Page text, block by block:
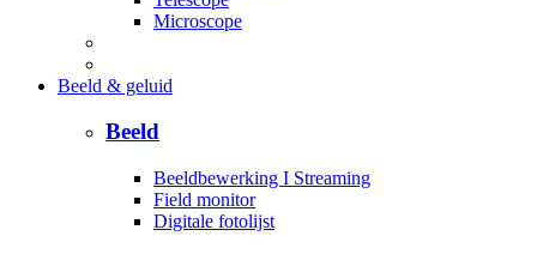
Microscope
Beeld & geluid
Beeld
Beeldbewerking I Streaming
Field monitor
Digitale fotolijst